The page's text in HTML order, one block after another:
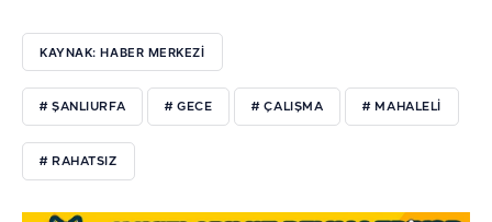
KAYNAK: HABER MERKEZİ
# ŞANLIURFA # GECE # ÇALIŞMA # MAHALELİ
# RAHATSIZ